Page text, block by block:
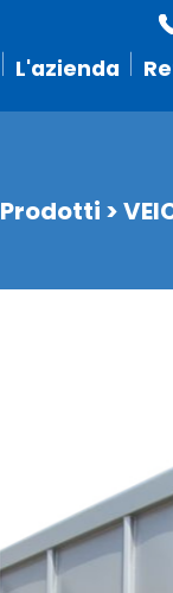
L'azienda
Prodotti >